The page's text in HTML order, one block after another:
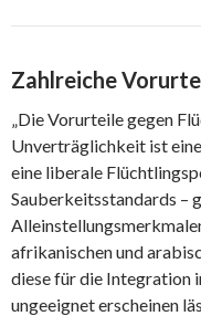
Zahlreiche
„Die Vorurteile gegen
Unverträglichkeit ist
eine liberale
Sauberkeitsstandards –
afrikanischen und
diese für die Integration
ungeeignet erscheinen